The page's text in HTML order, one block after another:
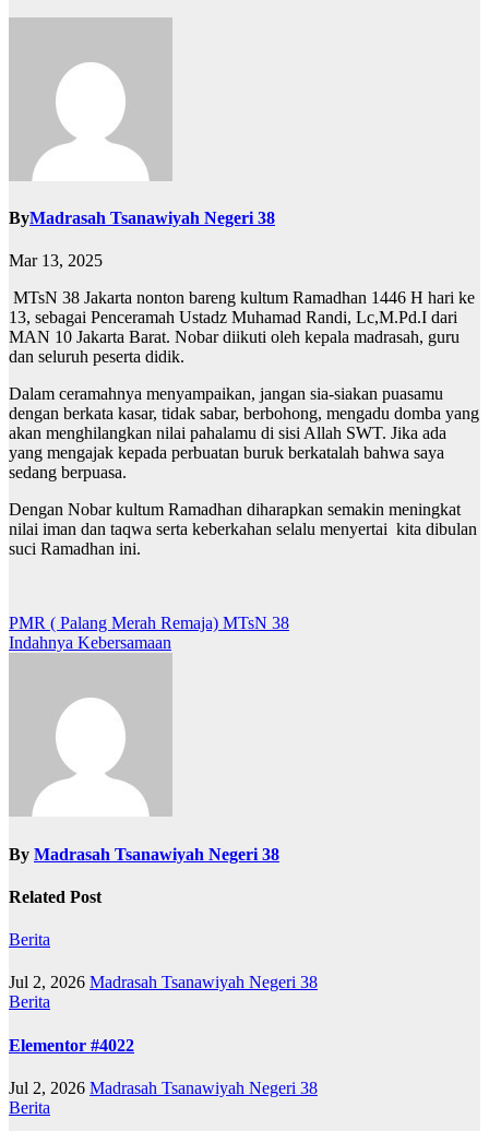
ByMadrasah Tsanawiyah Negeri 38
Mar 13, 2025
MTsN 38 Jakarta nonton bareng kultum Ramadhan 1446 H hari ke
13, sebagai Penceramah Ustadz Muhamad Randi, Lc,M.Pd.I dari
MAN 10 Jakarta Barat. Nobar diikuti oleh kepala madrasah, guru
dan seluruh peserta didik.
Dalam ceramahnya menyampaikan, jangan sia-siakan puasamu
dengan berkata kasar, tidak sabar, berbohong, mengadu domba yang
akan menghilangkan nilai pahalamu di sisi Allah SWT. Jika ada
yang mengajak kepada perbuatan buruk berkatalah bahwa saya
sedang berpuasa.
Dengan Nobar kultum Ramadhan diharapkan semakin meningkat
nilai iman dan taqwa serta keberkahan selalu menyertai kita dibulan
suci Ramadhan ini.
Post
navigation
PMR ( Palang Merah Remaja) MTsN 38
Indahnya Kebersamaan
By Madrasah Tsanawiyah Negeri 38
Related Post
Berita
Jul 2, 2026 Madrasah Tsanawiyah Negeri 38
Berita
Elementor #4022
Jul 2, 2026 Madrasah Tsanawiyah Negeri 38
Berita